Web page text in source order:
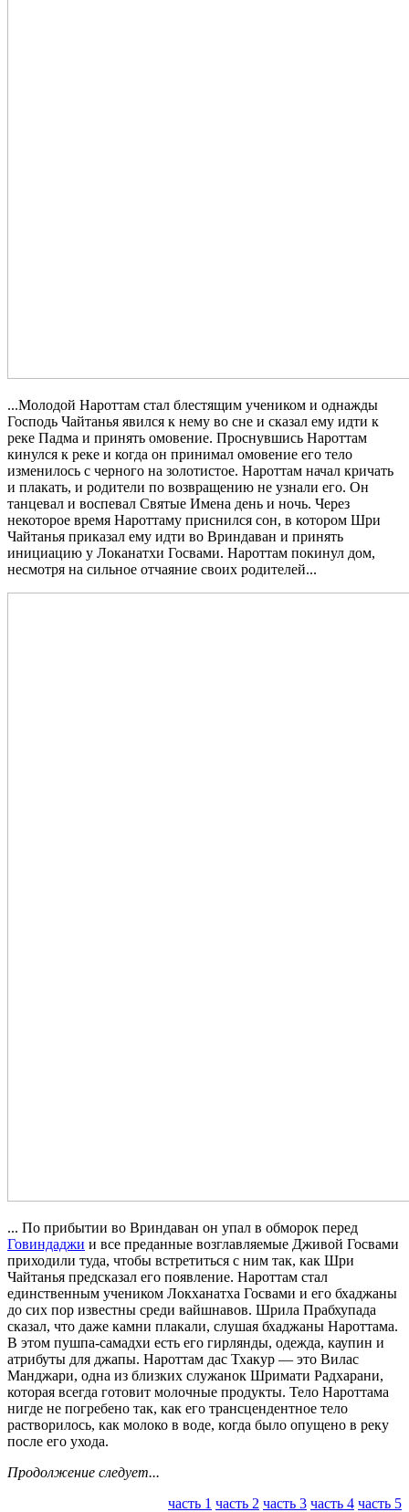
...Молодой Нароттам стал блестящим учеником и однажды
Господь Чайтанья явился к нему во сне и сказал ему идти к
реке Падма и принять омовение. Проснувшись Нароттам
кинулся к реке и когда он принимал омовение его тело
изменилось с черного на золотистое. Нароттам начал кричать
и плакать, и родители по возвращению не узнали его. Он
танцевал и воспевал Святые Имена день и ночь. Через
некоторое время Нароттаму приснился сон, в котором Шри
Чайтанья приказал ему идти во Вриндаван и принять
инициацию у Локанатхи Госвами. Нароттам покинул дом,
несмотря на сильное отчаяние своих родителей...
... По прибытии во Вриндаван он упал в обморок перед
Говиндаджи и все преданные возглавляемые Дживой Госвами
приходили туда, чтобы встретиться с ним так, как Шри
Чайтанья предсказал его появление. Нароттам стал
единственным учеником Локханатха Госвами и его бхаджаны
до сих пор известны среди вайшнавов. Шрила Прабхупада
сказал, что даже камни плакали, слушая бхаджаны Нароттама.
В этом пушпа-самадхи есть его гирлянды, одежда, каупин и
атрибуты для джапы. Нароттам дас Тхакур — это Вилас
Манджари, одна из близких служанок Шримати Радхарани,
которая всегда готовит молочные продукты. Тело Нароттама
нигде не погребено так, как его трансцендентное тело
растворилось, как молоко в воде, когда было опущено в реку
после его ухода.
Продолжение следует...
часть 1 часть 2 часть 3 часть 4 часть 5